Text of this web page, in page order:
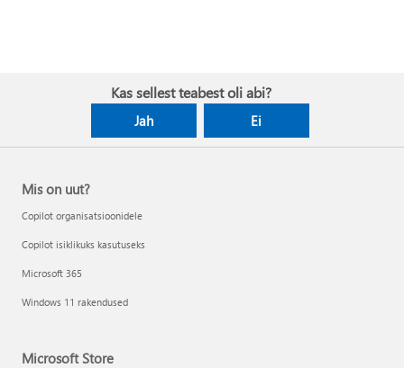
Kas sellest teabest oli abi?
Jah Ei
Mis on uut?
Copilot organisatsioonidele
Copilot isiklikuks kasutuseks
Microsoft 365
Windows 11 rakendused
Microsoft Store